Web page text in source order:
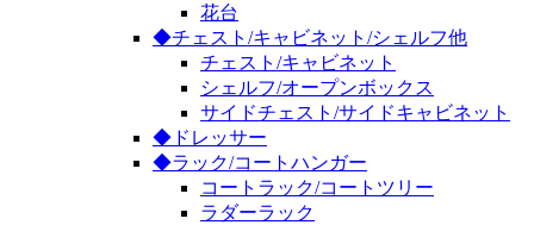
花台
◆チェスト/キャビネット/シェルフ他
チェスト/キャビネット
シェルフ/オープンボックス
サイドチェスト/サイドキャビネット
◆ドレッサー
◆ラック/コートハンガー
コートラック/コートツリー
ラダーラック